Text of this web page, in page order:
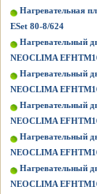
Нагревательная
ESet 80-8/624
Нагревательный
NEOCLIMA
Нагревательный
NEOCLIMA
Нагревательный
NEOCLIMA
Нагревательный
NEOCLIMA
Нагревательный
NEOCLIMA